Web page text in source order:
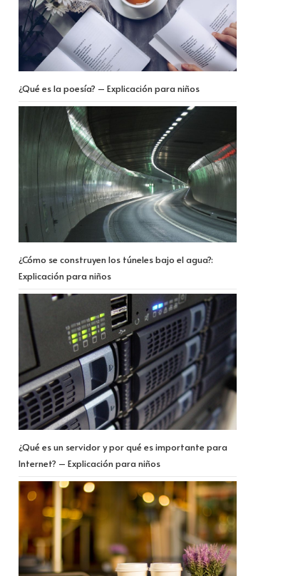
¿Qué es la poesía? – Explicación para niños
¿Cómo se construyen los túneles bajo el agua?:
Explicación para niños
¿Qué es un servidor y por qué es importante para
Internet? – Explicación para niños